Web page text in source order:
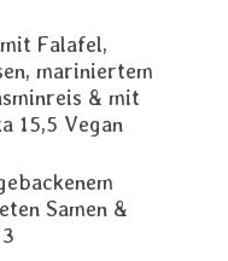
Falafel,
mariniertem
& mit
15,5 Vegan
Samen &